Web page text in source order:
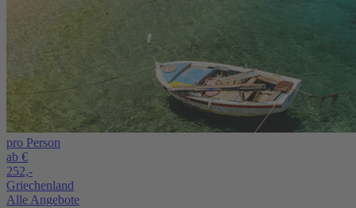
pro Person
ab €
252,-
Griechenland
Alle Angebote